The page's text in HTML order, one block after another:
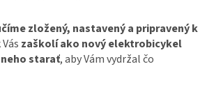
zložený, nastavený a pripravený k
zaškolí ako nový elektrobicykel
starať, aby Vám vydržal čo